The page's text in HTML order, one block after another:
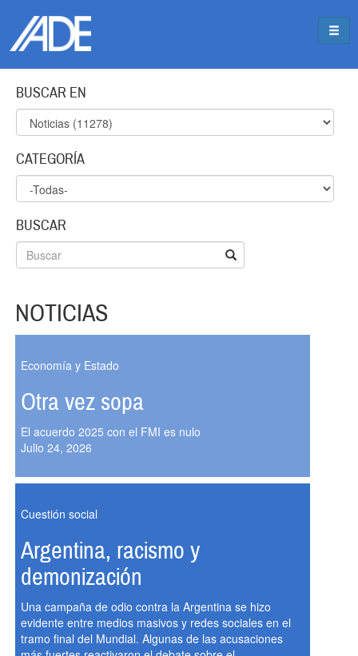
BUSCAR EN
CATEGORÍA
BUSCAR
NOTICIAS
Economía y Estado
Otra vez sopa
El acuerdo 2025 con el FMI es nulo
Julio 24, 2026
Cuestión social
Argentina, racismo y
demonización
Una campaña de odio contra la Argentina se hizo
evidente entre medios masivos y redes sociales en el
tramo final del Mundial. Algunas de las acusaciones